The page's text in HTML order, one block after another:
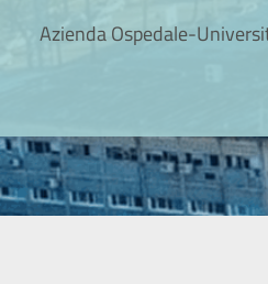
Azienda Ospedale-